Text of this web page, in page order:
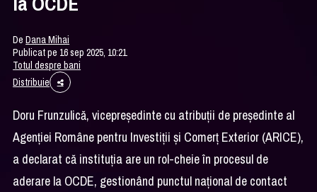
DeDana Mihai
Publicat pe 16 sep 2025, 10:21
Totul despre bani
Distribuie
Doru Frunzulică, vicepreședinte cu atribuții de președinte al
Agenției Române pentru Investiții și Comerț Exterior (ARICE),
a declarat că instituția are un rol-cheie în procesul de
aderare la OCDE, gestionând punctul național de contact